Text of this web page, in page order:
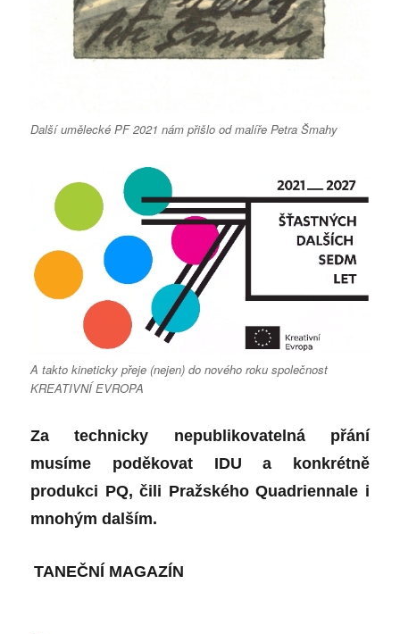
Další umělecké PF 2021 nám přišlo od malíře Petra Šmahy
A takto kineticky přeje (nejen) do nového roku společnost
KREATIVNÍ EVROPA
Za technicky nepublikovatelná přání
musíme poděkovat IDU a konkrétně
produkci PQ, čili Pražského Quadriennale i
mnohým dalším.
TANEČNÍ MAGAZÍN